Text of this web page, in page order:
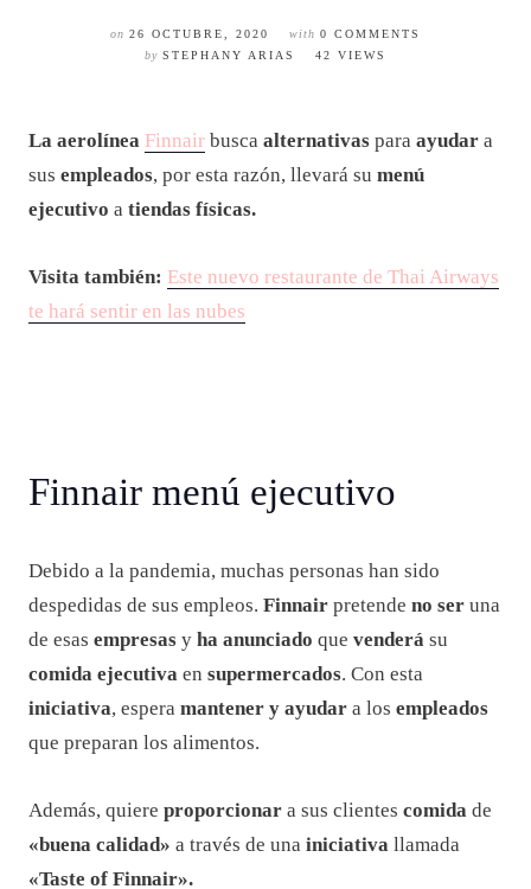
on 26 OCTUBRE, 2020 with 0 COMMENTS
by STEPHANY ARIAS 42 VIEWS
La aerolínea Finnair busca alternativas para ayudar a
sus empleados, por esta razón, llevará su menú
ejecutivo a tiendas físicas.
Visita también: Este nuevo restaurante de Thai Airways
te hará sentir en las nubes
Finnair menú ejecutivo
Debido a la pandemia, muchas personas han sido
despedidas de sus empleos. Finnair pretende no ser una
de esas empresas y ha anunciado que venderá su
comida ejecutiva en supermercados. Con esta
iniciativa, espera mantener y ayudar a los empleados
que preparan los alimentos.
Además, quiere proporcionar a sus clientes comida de
«buena calidad» a través de una iniciativa llamada
«Taste of Finnair».